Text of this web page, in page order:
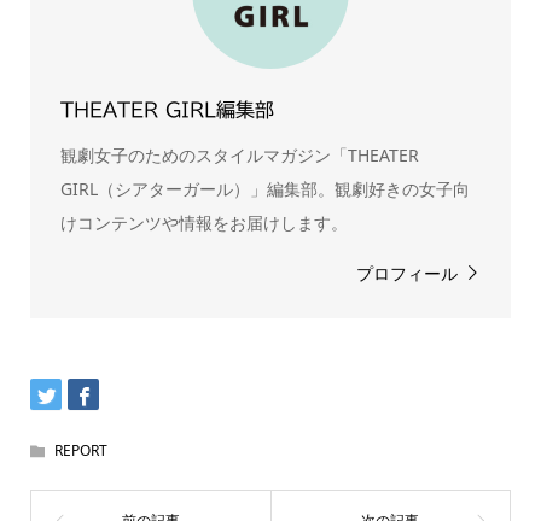
THEATER GIRL編集部
観劇女子のためのスタイルマガジン「THEATER
GIRL（シアターガール）」編集部。観劇好きの女子向
けコンテンツや情報をお届けします。
プロフィール
REPORT